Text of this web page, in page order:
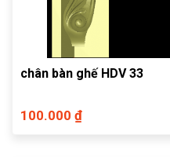
chân bàn ghế HDV 33
100.000 ₫